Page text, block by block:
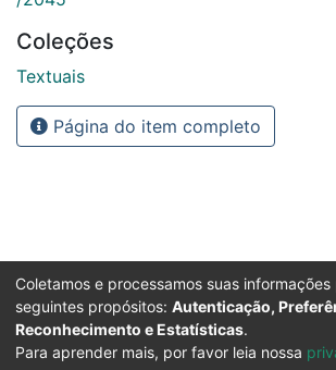
Coleções
Textuais
Página do item completo
Coletamos e processamos suas
seguintes propósitos: Autenticação,
Reconhecimento e Estatísticas.
Para aprender mais, por favor leia nossa